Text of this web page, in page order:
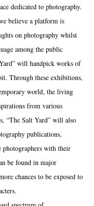
dedicated to photography.
believe a platform is
on photography whilst
among the public
will handpick works of
Through these exhibitions,
world, the living
from various
“The Salt Yard” will also
publications,
with their
be found in major
chances to be exposed to